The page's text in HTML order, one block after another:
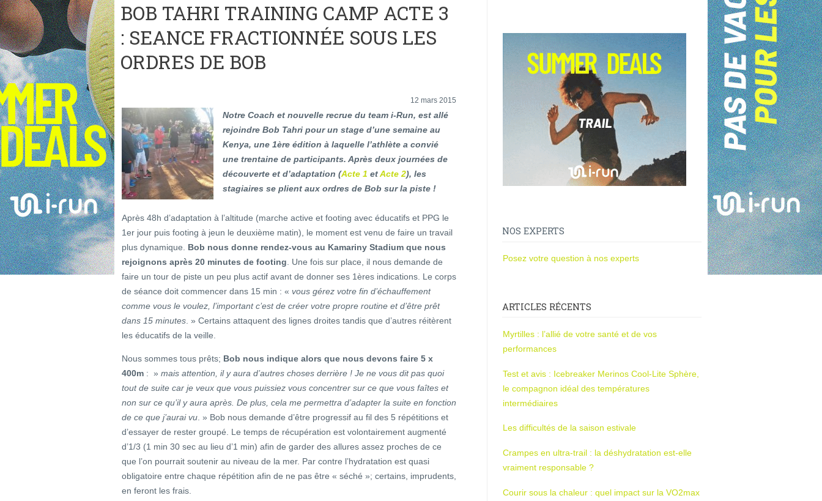
BOB TAHRI TRAINING CAMP ACTE 3
: SEANCE FRACTIONNÉE SOUS LES
ORDRES DE BOB
12 mars 2015
Notre Coach et nouvelle recrue du team i-Run, est allé
rejoindre Bob Tahri pour un stage d’une semaine au
Kenya, une 1ère édition à laquelle l’athlète a convié
une trentaine de participants. Après deux journées de
découverte et d’adaptation (Acte 1 etActe 2), les
stagiaires se plient aux ordres de Bob sur la piste !
Après 48h d’adaptation à l’altitude (marche active et footing avec éducatifs et PPG le
1er jour puis footing à jeun le deuxième matin), le moment est venu de faire un travail
plus dynamique. Bob nous donne rendez-vous au Kamariny Stadium que nous
rejoignons après 20 minutes de footing . Une fois sur place, il nous demande de
faire un tour de piste un peu plus actif avant de donner ses 1ères indications. Le corps
de séance doit commencer dans 15 min : « vous gérez votre fin d’échauffement
comme vous le voulez, l’important c’est de créer votre propre routine et d’être prêt
dans 15 minutes . » Certains attaquent des lignes droites tandis que d’autres réitèrent
les éducatifs de la veille.
Nous sommes tous prêts; Bob nous indique alors que nous devons faire 5 x
400m : » mais attention, il y aura d’autres choses derrière ! Je ne vous dit pas quoi
tout de suite car je veux que vous puissiez vous concentrer sur ce que vous faîtes et
non sur ce qu’il y aura après. De plus, cela me permettra d’adapter la suite en fonction
de ce que j’aurai vu . » Bob nous demande d’être progressif au fil des 5 répétitions et
d’essayer de rester groupé. Le temps de récupération est volontairement augmenté
d’1/3 (1 min 30 sec au lieu d’1 min) afin de garder des allures assez proches de ce
que l’on pourrait soutenir au niveau de la mer. Par contre l’hydratation est quasi
obligatoire entre chaque répétition afin de ne pas être « séché »; certains, imprudents,
en feront les frais.
NOS EXPERTS
Posez votre question à nos experts
ARTICLES RÉCENTS
Myrtilles : l’allié de votre santé et de vos
performances
Test et avis : Icebreaker Merinos Cool-Lite Sphère,
le compagnon idéal des températures
intermédiaires
Les difficultés de la saison estivale
Crampes en ultra-trail : la déshydratation est-elle
vraiment responsable ?
Courir sous la chaleur : quel impact sur la VO2max